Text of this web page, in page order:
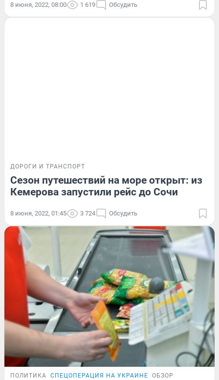
8 июня, 2022, 08:00 1 619 Обсудить
ДОРОГИ И ТРАНСПОРТ
Сезон путешествий на море открыт: из
Кемерова запустили рейс до Сочи
8 июня, 2022, 01:45 3 724 Обсудить
ПОЛИТИКА СПЕЦОПЕРАЦИЯ НА УКРАИНЕ ОБЗОР